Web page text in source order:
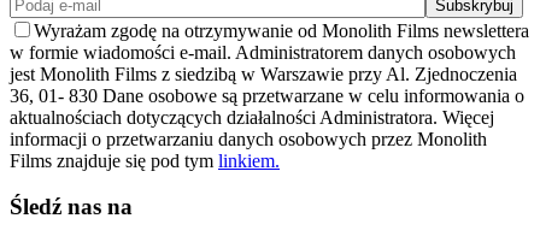
Wyrażam zgodę na otrzymywanie od Monolith Films newslettera
w formie wiadomości e-mail. Administratorem danych osobowych
jest Monolith Films z siedzibą w Warszawie przy Al. Zjednoczenia
36, 01- 830 Dane osobowe są przetwarzane w celu informowania o
aktualnościach dotyczących działalności Administratora. Więcej
informacji o przetwarzaniu danych osobowych przez Monolith
Films znajduje się pod tym linkiem.
Śledź nas na